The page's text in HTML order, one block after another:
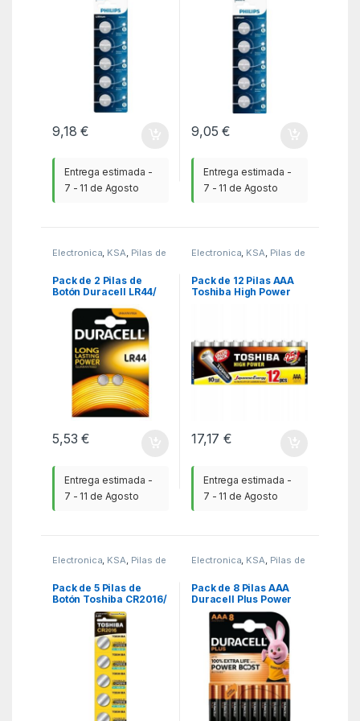
9,18€
Entrega estimada -
7 - 11 de Agosto
9,05€
Entrega estimada -
7 - 11 de Agosto
Electronica KSA Pilas de
Pack de 2 Pilas de
Botón Duracell LR44/
5,53€
Entrega estimada -
7 - 11 de Agosto
Electronica KSA Pilas de
Pack de 12 Pilas AAA
Toshiba High Power
17,17€
Entrega estimada -
7 - 11 de Agosto
Electronica, KSA, Pilas de
Pack de 5 Pilas de
Botón Toshiba CR2016/
Electronica, KSA, Pilas de
Pack de 8 Pilas AAA
Duracell Plus Power
Boost DPBLR3B8/ 1.5V/
Alcalinas